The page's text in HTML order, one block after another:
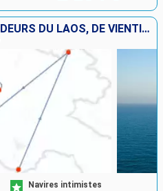
CROISIÈRE LES SPLENDEURS DU LAOS, DE VIENTIANE À CHIANG RAI
Navires intimistes